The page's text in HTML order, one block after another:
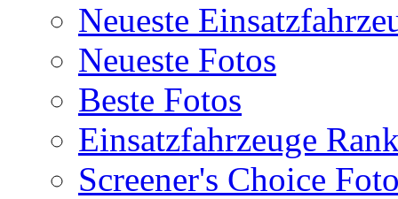
Neueste
Neueste Fotos
Beste Fotos
Einsatzfahrzeuge
Screener's Choice